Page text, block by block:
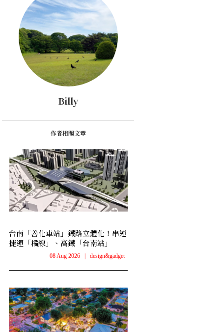
Billy
作者相關文章
台南「善化車站」鐵路立體化！串連
捷運「橘線」、高鐵「台南站」
08 Aug 2026 | design&gadget